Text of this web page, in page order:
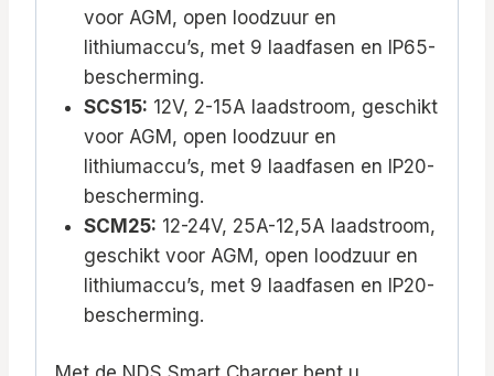
voor AGM, open loodzuur en
lithiumaccu’s, met 9 laadfasen en IP65-
bescherming.
SCS15: 12V, 2-15A laadstroom, geschikt
voor AGM, open loodzuur en
lithiumaccu’s, met 9 laadfasen en IP20-
bescherming.
SCM25: 12-24V, 25A-12,5A laadstroom,
geschikt voor AGM, open loodzuur en
lithiumaccu’s, met 9 laadfasen en IP20-
bescherming.